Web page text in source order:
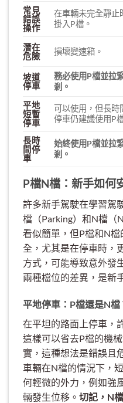
常見
錯誤
操作
在車輛未完全靜止
掛入P檔。
潛在
危險
損壞變速箱。
坡道
停車
務必使用P檔並拉
剎。
平地
短暫
停車
可以使用，但長時
停車仍建議使用P
長時
間停
車
始終使用P檔並拉
剎。
P檔N檔：新手如何
許多新手駕駛在學習駕
檔（Parking）和N檔（
看似簡單，但P檔和N
全，尤其是在停車時，
方式，可能導致意外發
兩種檔位的差異，是新
平地停車：P檔還是N檔
在平坦的路面上停車，
這樣可以省去P檔的機
實，這種想法是錯誤且
車輛在N檔的情況下，
何輕微的外力，例如強
輛發生位移。 切記，N